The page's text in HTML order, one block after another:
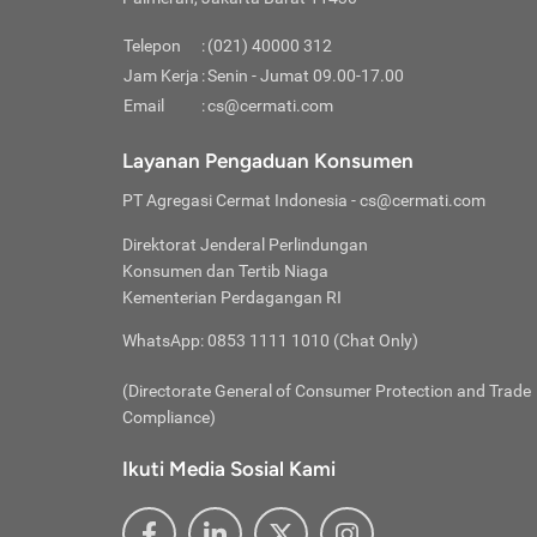
rendah
Jika
Kredit
Telepon :(021) 40000 312
Jam Kerja :Senin - Jumat 09.00-17.00
Email
:cs@cermati.com
Layanan Pengaduan Konsumen
PT Agregasi Cermat Indonesia - cs@cermati.com
Direktorat Jenderal Perlindungan
Konsumen dan Tertib Niaga
Kementerian Perdagangan RI
WhatsApp: 0853 1111 1010 (Chat Only)
(Directorate General of Consumer Protection and Trade
Compliance)
Ikuti Media Sosial Kami